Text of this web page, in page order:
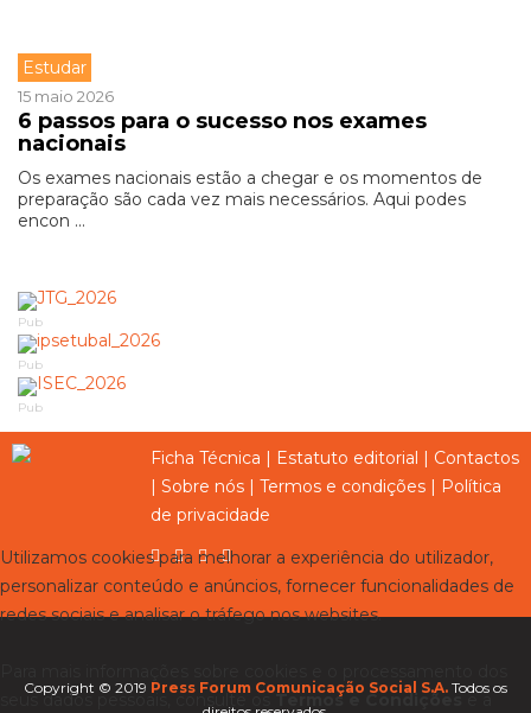
Estudar
15 maio 2026
6 passos para o sucesso nos exames
nacionais
Os exames nacionais estão a chegar e os momentos de
preparação são cada vez mais necessários. Aqui podes
encon ...
Pub
Pub
Pub
Ficha Técnica | Estatuto editorial | Contactos
| Sobre nós | Termos e condições | Política
de privacidade
Copyright © 2019 Press Forum Comunicação Social S.A. Todos os
Utilizamos cookies para melhorar a experiência do utilizador,
personalizar conteúdo e anúncios, fornecer funcionalidades de
redes sociais e analisar o tráfego nos websites.
seus dados pessoais, consulte osTermos e Condiçõese a